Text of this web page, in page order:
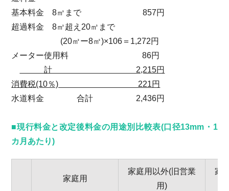
基本料金 8㎥まで 857円
超過料金 8㎥超え20㎥まで
(20㎥ー8㎥)×106＝1,272円
メーター使用料 86円
計 2,215円
消費税(10％) 221円
水道料金 合計 2,436円
■現行料金と改定後料金の用途別比較表(口径13mm・1
カ月あたり)
家庭用
家庭用以外(旧営業
用)
家